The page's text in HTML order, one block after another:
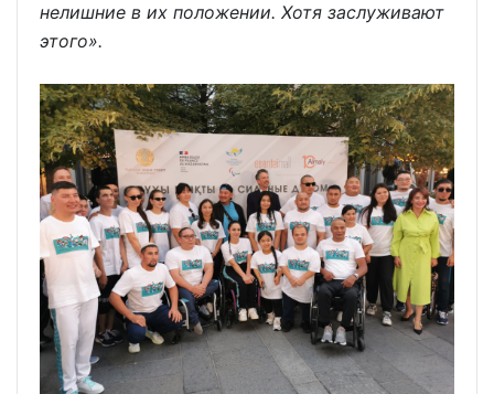
нелишние в их положении. Хотя заслуживают
этого».